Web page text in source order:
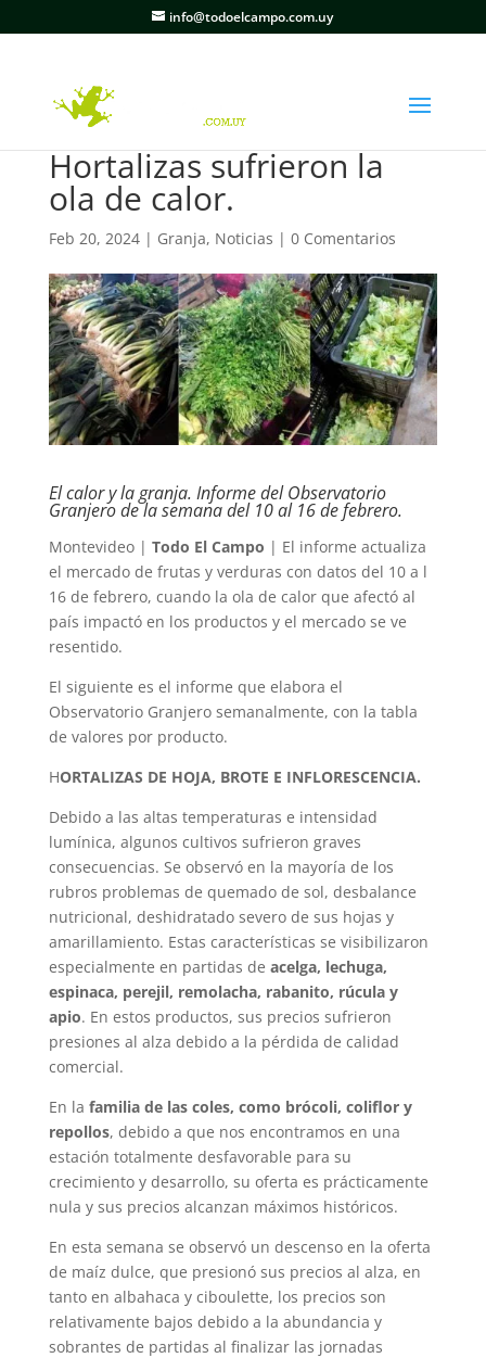
info@todoelcampo.com.uy
Hortalizas sufrieron la
ola de calor.
Feb 20, 2024| Granja, Noticias | 0 Comentarios
El calor y la granja. Informe del Observatorio
Granjero de la semana del 10 al 16 de febrero.
Montevideo | Todo El Campo | El informe actualiza
el mercado de frutas y verduras con datos del 10 a l
16 de febrero, cuando la ola de calor que afectó al
país impactó en los productos y el mercado se ve
resentido.
El siguiente es el informe que elabora el
Observatorio Granjero semanalmente, con la tabla
de valores por producto.
HORTALIZAS DE HOJA, BROTE E INFLORESCENCIA.
Debido a las altas temperaturas e intensidad
lumínica, algunos cultivos sufrieron graves
consecuencias. Se observó en la mayoría de los
rubros problemas de quemado de sol, desbalance
nutricional, deshidratado severo de sus hojas y
amarillamiento. Estas características se visibilizaron
especialmente en partidas de acelga, lechuga,
espinaca, perejil, remolacha, rabanito, rúcula y
apio. En estos productos, sus precios sufrieron
presiones al alza debido a la pérdida de calidad
comercial.
En la familia de las coles, como brócoli, coliflor y
repollos, debido a que nos encontramos en una
estación totalmente desfavorable para su
crecimiento y desarrollo, su oferta es prácticamente
nula y sus precios alcanzan máximos históricos.
En esta semana se observó un descenso en la oferta
de maíz dulce, que presionó sus precios al alza, en
tanto en albahaca y ciboulette, los precios son
relativamente bajos debido a la abundancia y
sobrantes de partidas al finalizar las jornadas